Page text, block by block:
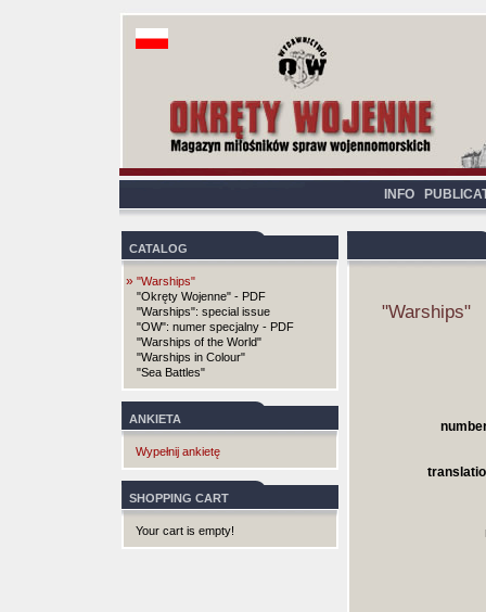
INFO
CATALOG
» "Warships"
"Okręty Wojenne" - PDF
"Warships": special issue
"OW": numer specjalny - PDF
"Warships of the World"
"Warships in Colour"
"Sea Battles"
ANKIETA
Wypełnij ankietę
SHOPPING CART
Your cart is empty!
"Warships"